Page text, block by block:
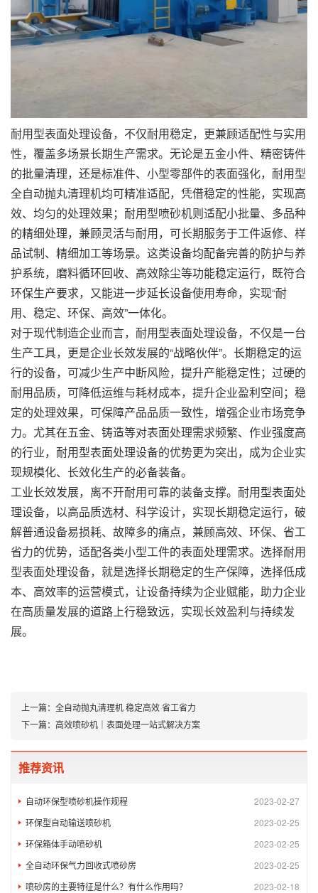
耐用型表面处理设备，不仅耐用稳定，更兼顾适配性与实用
性，覆盖多场景长期生产需求。无论是五金小件、精密铸件
的批量清理，还是标准件、小型零部件的表面强化，耐用型
全自动抛丸清理机均可精准适配，凭借稳定的性能，实现高
效、均匀的处理效果；耐用型喷砂机则适配小批量、多品种
的精细处理，兼顾灵活与耐用，可长期服务于工件返修、样
品试制、精细加工等场景。这类设备均配备完善的防护与养
护系统，磨料循环回收、高效除尘等功能稳定运行，既符合
环保生产要求，又能进一步延长设备使用寿命，实现“耐
用、稳定、环保、高效”一体化。
对于现代制造企业而言，耐用型表面处理设备，不仅是一台
生产工具，更是企业长效发展的“战略伙伴”。长期稳定的运
行的设备，可减少生产中断风险，提升产能稳定性；过硬的
耐用品质，可降低运维与耗材成本，提升企业盈利空间；稳
定的处理效果，可保障产品品质一致性，增强企业市场竞争
力。尤其在五金、铸造等对表面处理需求频繁、作业强度高
的行业，耐用型表面处理设备的优势更为突出，成为企业实
现规模化、长效化生产的必备装备。
工业长效发展，离不开耐用可靠的装备支撑。耐用型表面处
理设备，以高品质选材、科学设计，实现长期稳定运行，破
解普通设备易损耗、故障多的痛点，兼顾高效、环保、省工
省力的优势，适配各类小型工件的表面处理需求。选择耐用
型表面处理设备，就是选择长期稳定的生产保障，选择低成
本、高效率的运营模式，让设备持续为企业赋能，助力企业
在高质量发展的道路上行稳致远，实现长效盈利与持续发
展。
上一篇： 全自动抛丸清理机 稳定高效 省工省力
下一篇： 高效喷砂机｜表面处理一站式解决方案
推荐资讯
2023-02-27
自动环保型喷砂机操作规程
2023-02-25
环保型自动输送喷砂机
2023-02-25
环保箱体手动喷砂机
2023-02-25
全自动环保气力回收式喷砂房
2023-02-18
喷砂房的主要特征是什么？有什么作用吗？